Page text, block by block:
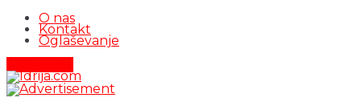
O nas
Kontakt
Oglaševanje